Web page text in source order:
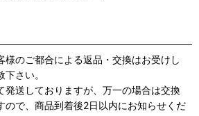
様のご都合による返品・交換はお受けし
さい。
発送しておりますが、万一の場合は交換
ので、商品到着後2日以内にお知らせくだ